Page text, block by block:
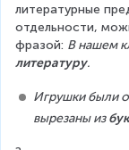
литературные
отдельности,
фразой: В нашем
литературу.
Игрушки были
вырезаны из